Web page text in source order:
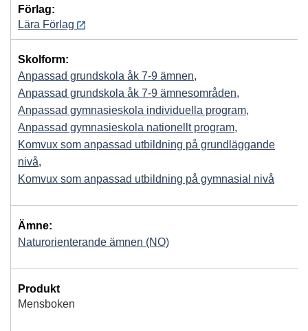
Förlag:
Lära Förlag
Skolform:
Anpassad grundskola åk 7-9 ämnen,
Anpassad grundskola åk 7-9 ämnesområden,
Anpassad gymnasieskola individuella program,
Anpassad gymnasieskola nationellt program,
Komvux som anpassad utbildning på grundläggande
nivå,
Komvux som anpassad utbildning på gymnasial nivå
Ämne:
Naturorienterande ämnen (NO)
Produkt
Mensboken